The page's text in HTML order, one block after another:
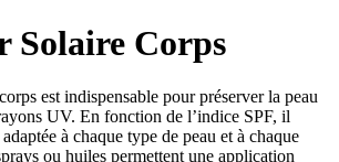
Solaire Corps
est indispensable pour préserver la peau
UV. En fonction de l’indice SPF, il
à chaque type de peau et à chaque
ou huiles permettent une application